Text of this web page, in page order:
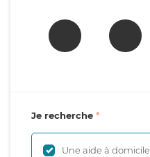
Je recherche
Une aide à domicile